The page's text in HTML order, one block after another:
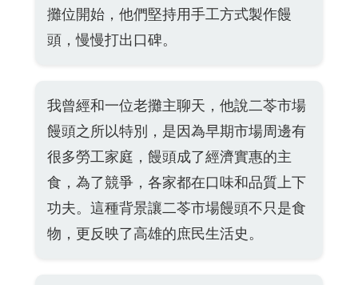
攤位開始，他們堅持用手工方式製作饅
頭，慢慢打出口碑。
我曾經和一位老攤主聊天，他說二苓市場
饅頭之所以特別，是因為早期市場周邊有
很多勞工家庭，饅頭成了經濟實惠的主
食，為了競爭，各家都在口味和品質上下
功夫。這種背景讓二苓市場饅頭不只是食
物，更反映了高雄的庶民生活史。